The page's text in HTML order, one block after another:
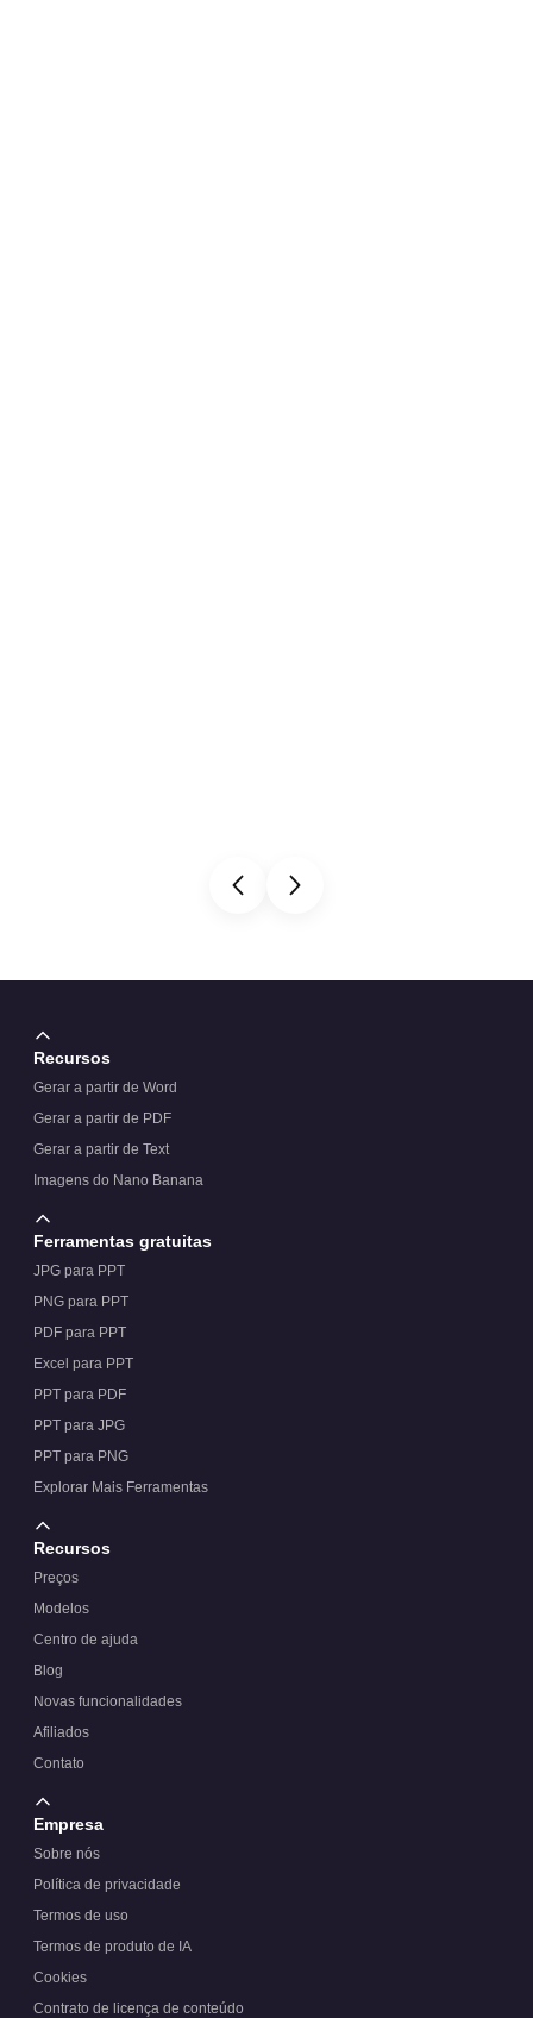
Recursos
Gerar a partir de Word
Gerar a partir de PDF
Gerar a partir de Text
Imagens do Nano Banana
Ferramentas gratuitas
JPG para PPT
PNG para PPT
PDF para PPT
Excel para PPT
PPT para PDF
PPT para JPG
PPT para PNG
Explorar Mais Ferramentas
Recursos
Preços
Modelos
Centro de ajuda
Blog
Novas funcionalidades
Afiliados
Contato
Empresa
Sobre nós
Política de privacidade
Termos de uso
Termos de produto de IA
Cookies
Contrato de licença de conteúdo